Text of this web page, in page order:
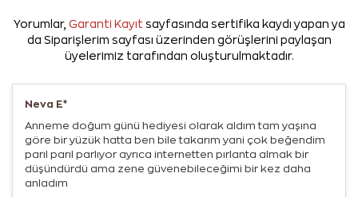
Yorumlar, Garanti Kayıt sayfasında sertifika kaydı yapan ya
da Siparişlerim sayfası üzerinden görüşlerini paylaşan
üyelerimiz tarafından oluşturulmaktadır.
Neva E*
Anneme doğum günü hediyesi olarak aldım tam yaşına
göre bir yüzük hatta ben bile takarım yani çok beğendim
parıl parıl parlıyor ayrıca internetten pırlanta almak bir
düşündürdü ama zene güvenebileceğimi bir kez daha
anladım